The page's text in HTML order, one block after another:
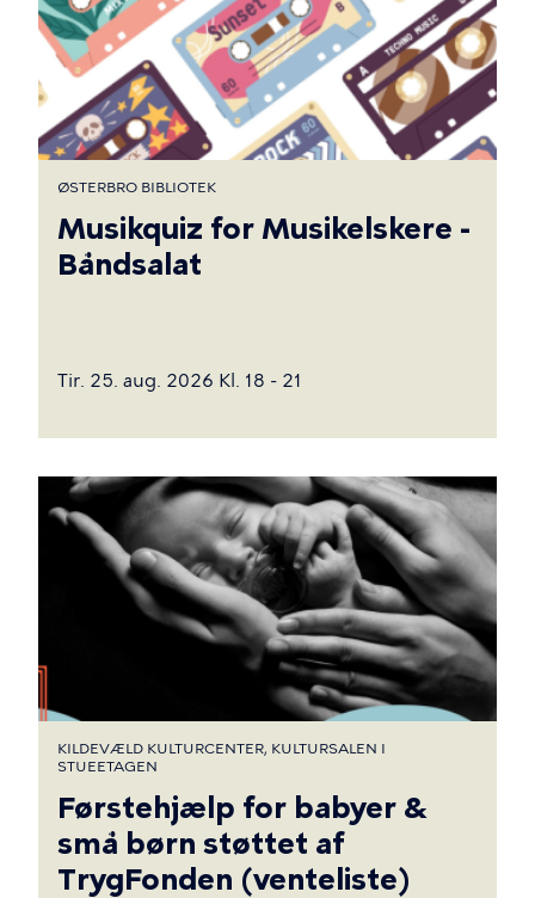
ØSTERBRO BIBLIOTEK
Musikquiz for Musikelskere -
Båndsalat
Tir. 25. aug. 2026 Kl. 18 - 21
KILDEVÆLD KULTURCENTER, KULTURSALEN I
STUEETAGEN
Førstehjælp for babyer &
små børn støttet af
TrygFonden (venteliste)